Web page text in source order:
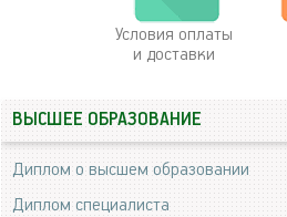
Условия оплаты
и доставки
ВЫСШЕЕ ОБРАЗОВАНИЕ
Диплом о высшем образовании
Диплом специалиста